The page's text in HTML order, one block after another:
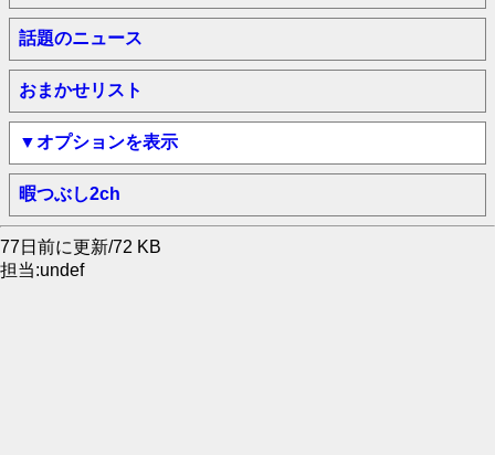
話題のニュース
おまかせリスト
▼オプションを表示
暇つぶし2ch
77日前に更新/72 KB
担当:undef